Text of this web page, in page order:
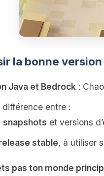
la bonne version
Java et Bedrock:
différence entre :
snapshots et versions
stable, à utiliser
pas ton monde